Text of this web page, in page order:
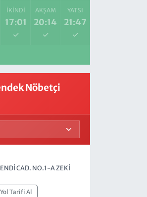
İKINDI
17:01
AKŞAM
20:14
YATSI
21:47
Nöbetçi
CAD. NO.1-A ZEKİ
Yol Tarifi Al